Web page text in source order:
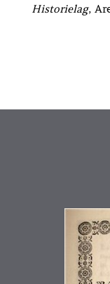
Historielag,